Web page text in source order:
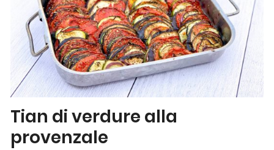
Tian di verdure alla
provenzale